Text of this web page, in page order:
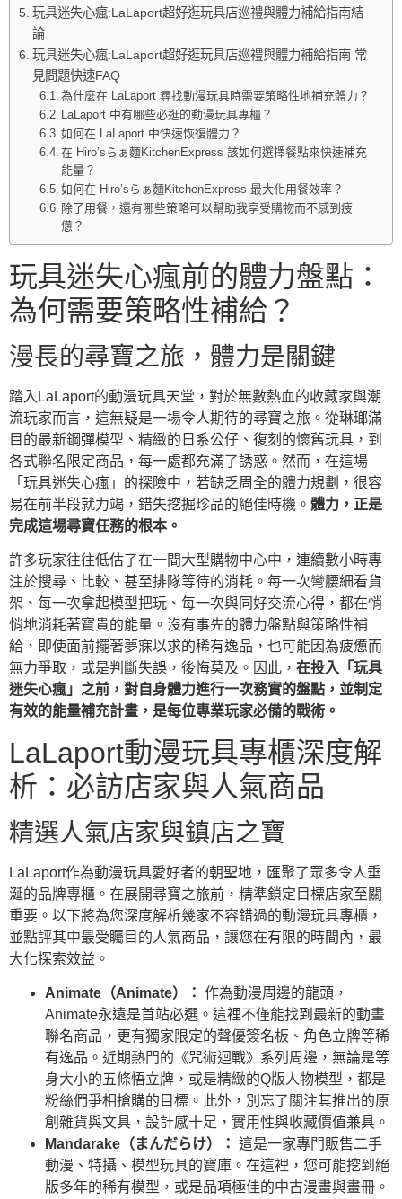
玩具迷失心瘋:LaLaport超好逛玩具店巡禮與體力補給指南結
論
玩具迷失心瘋:LaLaport超好逛玩具店巡禮與體力補給指南 常
見問題快速FAQ
為什麼在 LaLaport 尋找動漫玩具時需要策略性地補充體力？
LaLaport 中有哪些必逛的動漫玩具專櫃？
如何在 LaLaport 中快速恢復體力？
在 Hiro’sらぁ麵KitchenExpress 該如何選擇餐點來快速補充
能量？
如何在 Hiro’sらぁ麵KitchenExpress 最大化用餐效率？
除了用餐，還有哪些策略可以幫助我享受購物而不感到疲
憊？
玩具迷失心瘋前的體力盤點：
為何需要策略性補給？
漫長的尋寶之旅，體力是關鍵
踏入LaLaport的動漫玩具天堂，對於無數熱血的收藏家與潮
流玩家而言，這無疑是一場令人期待的尋寶之旅。從琳瑯滿
目的最新鋼彈模型、精緻的日系公仔、復刻的懷舊玩具，到
各式聯名限定商品，每一處都充滿了誘惑。然而，在這場
「玩具迷失心瘋」的探險中，若缺乏周全的體力規劃，很容
易在前半段就力竭，錯失挖掘珍品的絕佳時機。 體力，正是
完成這場尋寶任務的根本。
許多玩家往往低估了在一間大型購物中心中，連續數小時專
注於搜尋、比較、甚至排隊等待的消耗。每一次彎腰細看貨
架、每一次拿起模型把玩、每一次與同好交流心得，都在悄
悄地消耗著寶貴的能量。沒有事先的體力盤點與策略性補
給，即使面前擺著夢寐以求的稀有逸品，也可能因為疲憊而
無力爭取，或是判斷失誤，後悔莫及。因此， 在投入「玩具
迷失心瘋」之前，對自身體力進行一次務實的盤點，並制定
有效的能量補充計畫，是每位專業玩家必備的戰術。
LaLaport動漫玩具專櫃深度解
析：必訪店家與人氣商品
精選人氣店家與鎮店之寶
LaLaport作為動漫玩具愛好者的朝聖地，匯聚了眾多令人垂
涎的品牌專櫃。在展開尋寶之旅前，精準鎖定目標店家至關
重要。以下將為您深度解析幾家不容錯過的動漫玩具專櫃，
並點評其中最受矚目的人氣商品，讓您在有限的時間內，最
大化探索效益。
Animate（Animate）： 作為動漫周邊的龍頭，
Animate永遠是首站必選。這裡不僅能找到最新的動畫
聯名商品，更有獨家限定的聲優簽名板、角色立牌等稀
有逸品。近期熱門的《咒術迴戰》系列周邊，無論是等
身大小的五條悟立牌，或是精緻的Q版人物模型，都是
粉絲們爭相搶購的目標。此外，別忘了關注其推出的原
創雜貨與文具，設計感十足，實用性與收藏價值兼具。
Mandarake（まんだらけ）： 這是一家專門販售二手
動漫、特攝、模型玩具的寶庫。在這裡，您可能挖到絕
版多年的稀有模型，或是品項極佳的中古漫畫與畫冊。